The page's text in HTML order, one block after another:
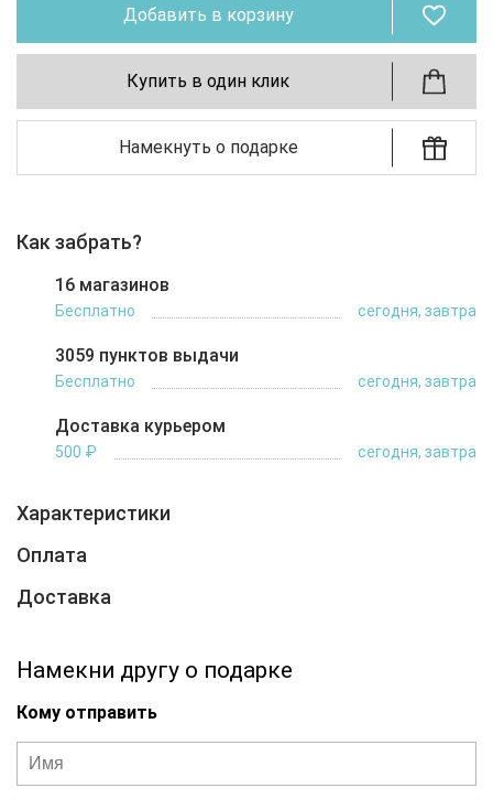
Добавить в корзину
Купить в один клик
Намекнуть о подарке
Как забрать?
16 магазинов
Бесплатно сегодня, завтра
3059 пунктов выдачи
Бесплатно сегодня, завтра
Доставка курьером
500 ₽ сегодня, завтра
Характеристики
Оплата
Доставка
Намекни другу о подарке
Кому отправить